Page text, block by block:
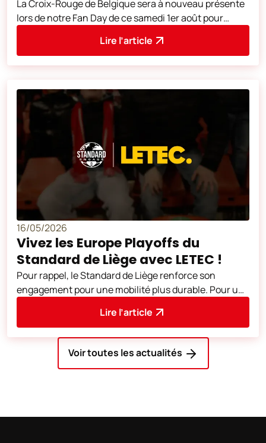
La Croix-Rouge de Belgique sera à nouveau présente
lors de notre Fan Day de ce samedi 1er août pour
Lire l’article
16/05/2026
Vivez les Europe Playoffs du
Standard de Liège avec LETEC !
Pour rappel, le Standard de Liège renforce son
engagement pour une mobilité plus durable. Pour un
Lire l’article
Voir toutes les actualités